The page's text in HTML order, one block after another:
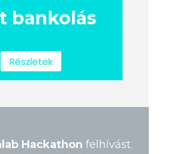
bankolás
Részletek
Hackathon felhívást